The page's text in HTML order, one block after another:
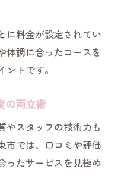
に料金が設定されてい
体調に合ったコースを
トです。
の両立術
やスタッフの技術力も
市では、口コミや評価
ったサービスを見極め